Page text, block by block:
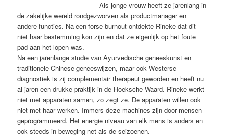
Als jonge vrouw heeft ze jarenlang in
de zakelijke wereld rondgezworven als productmanager en
andere functies. Na een forse burnout ontdekte Rineke dat dit
niet haar bestemming kon zijn en dat ze eigenlijk op het foute
pad aan het lopen was.
Na een jarenlange studie van Ayurvedische geneeskunst en
traditionele Chinese geneeswijzen, maar ook Westerse
diagnostiek is zij complementair therapeut geworden en heeft nu
al jaren een drukke praktijk in de Hoeksche Waard. Rineke werkt
niet met apparaten samen, zo zegt ze. De apparaten willen ook
niet met haar werken. Immers deze machines zijn door mensen
geprogrammeerd. Het energie niveau van elk mens is anders en
ook steeds in beweging net als de seizoenen.